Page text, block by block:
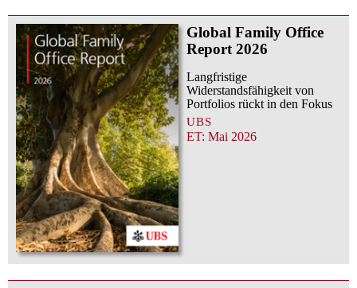
Global Family Office
Report 2026
Langfristige
Widerstandsfähigkeit von
Portfolios rückt in den Fokus
UBS
ET: Mai 2026